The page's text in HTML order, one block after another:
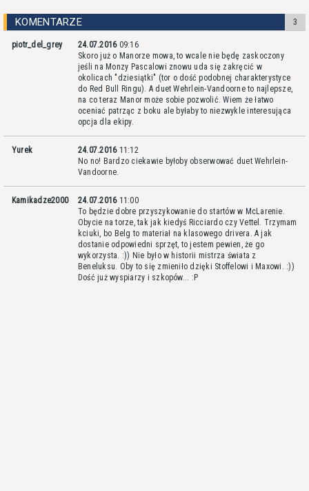
KOMENTARZE 3
piotr_del_grey 24.07.2016 09:16
Skoro już o Manorze mowa, to wcale nie będę zaskoczony
jeśli na Monzy Pascalowi znowu uda się zakręcić w
okolicach "dziesiątki" (tor o dość podobnej charakterystyce
do Red Bull Ringu). A duet Wehrlein-Vandoorne to najlepsze,
na co teraz Manor może sobie pozwolić. Wiem że łatwo
oceniać patrząc z boku ale byłaby to niezwykle interesująca
opcja dla ekipy.
Yurek 24.07.2016 11:12
No no! Bardzo ciekawie byłoby obserwować duet Wehrlein-
Vandoorne.
Kamikadze2000 24.07.2016 11:00
To będzie dobre przyszykowanie do startów w McLarenie.
Obycie na torze, tak jak kiedyś Ricciardo czy Vettel. Trzymam
kciuki, bo Belg to materiał na klasowego drivera. A jak
dostanie odpowiedni sprzęt, to jestem pewien, że go
wykorzysta. :)) Nie było w historii mistrza świata z
Beneluksu. Oby to się zmieniło dzięki Stoffelowi i Maxowi. :))
Dość już wyspiarzy i szkopów... :P